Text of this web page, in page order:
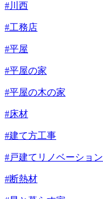
#川西
#工務店
#平屋
#平屋の家
#平屋の木の家
#床材
#建て方工事
#戸建てリノベーション
#断熱材